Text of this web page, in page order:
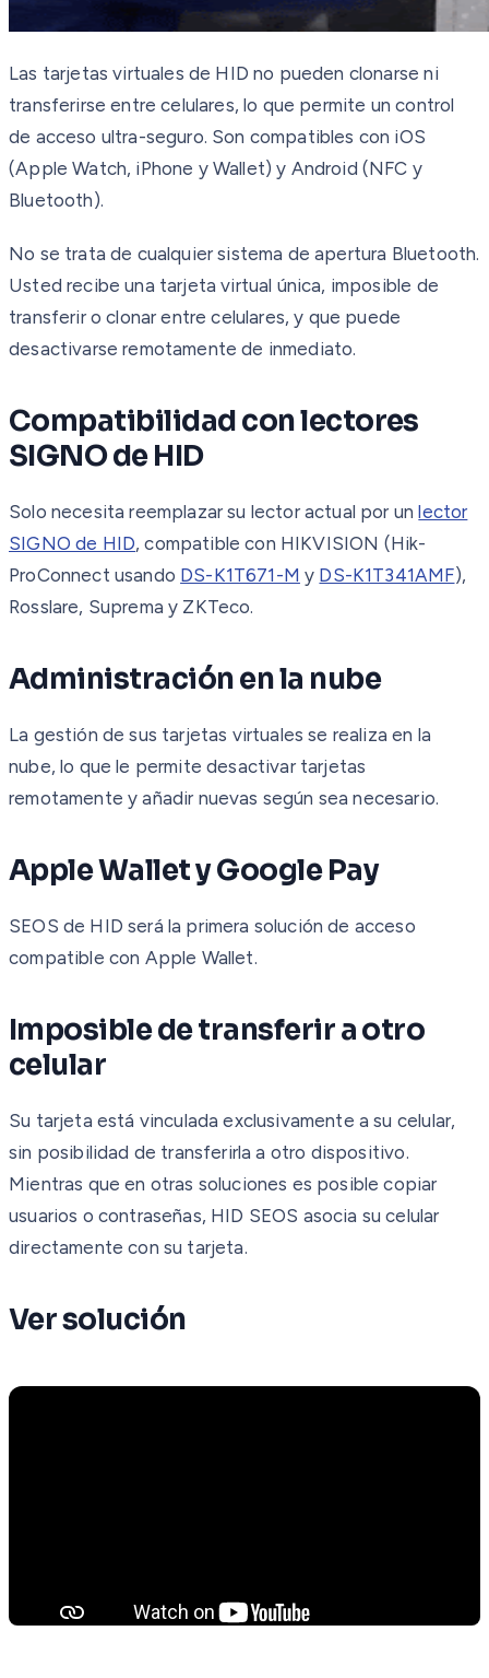
Las tarjetas virtuales de HID no pueden clonarse ni
transferirse entre celulares, lo que permite un control
de acceso ultra-seguro. Son compatibles con iOS
(Apple Watch, iPhone y Wallet) y Android (NFC y
Bluetooth).
No se trata de cualquier sistema de apertura Bluetooth.
Usted recibe una tarjeta virtual única, imposible de
transferir o clonar entre celulares, y que puede
desactivarse remotamente de inmediato.
Compatibilidad con lectores
SIGNO de HID
Solo necesita reemplazar su lector actual por unlector
SIGNO de HID, compatible con HIKVISION (Hik-
ProConnect usando DS-K1T671-M y DS-K1T341AMF),
Rosslare, Suprema y ZKTeco.
Administración en la nube
La gestión de sus tarjetas virtuales se realiza en la
nube, lo que le permite desactivar tarjetas
remotamente y añadir nuevas según sea necesario.
Apple Wallet y Google Pay
SEOS de HID será la primera solución de acceso
compatible con Apple Wallet.
Imposible de transferir a otro
celular
Su tarjeta está vinculada exclusivamente a su celular,
sin posibilidad de transferirla a otro dispositivo.
Mientras que en otras soluciones es posible copiar
usuarios o contraseñas, HID SEOS asocia su celular
directamente con su tarjeta.
Ver solución